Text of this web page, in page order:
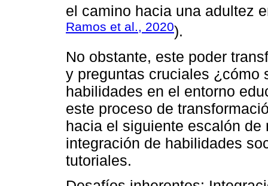
el camino hacia una adultez
Ramos et al., 2020).
No obstante, este poder
y preguntas cruciales ¿cómo
habilidades en el entorno
este proceso de
hacia el siguiente escalón
integración de habilidades
tutoriales.